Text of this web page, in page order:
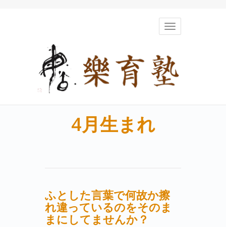
Toggle
navigation
4月生まれ
ふとした言葉で何故か擦
れ違っているのをそのま
まにしてませんか？